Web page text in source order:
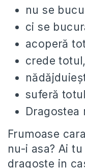
nu se
ci se
acoperă
crede totul,
suferă
Dragostea
Frumoase
nu-i asa? Ai
dragoste in